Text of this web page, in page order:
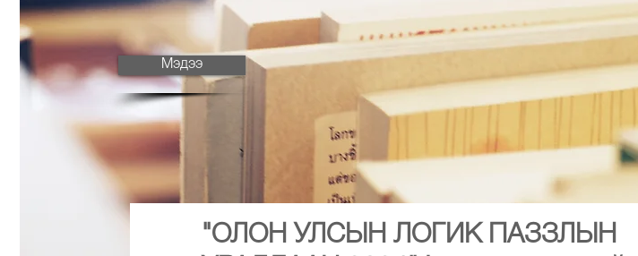
"ОЛОН УЛСЫН ЛОГИК ПАЗЗЛЫН
Мэдээ